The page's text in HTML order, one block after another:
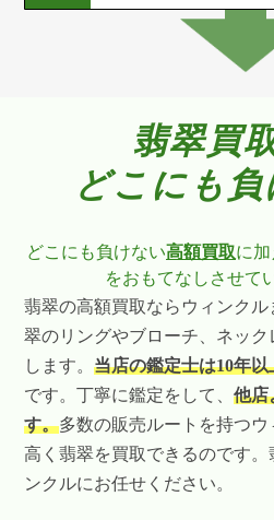
翡翠買
どこにも負
どこにも負けない高額買取に加
をおもてなしさせて
翡翠の高額買取ならウィンク
翠のリングやブローチ、ネッ
します。当店の鑑定士は10年
です。丁寧に鑑定をして、他店
す。多数の販売ルートを持つ
高く翡翠を買取できるのです
ンクルにお任せください。